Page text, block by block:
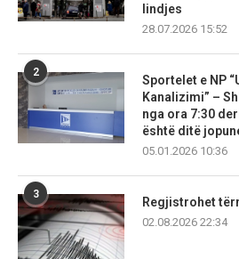
lindjes
28.07.2026 15:52
2
Sportelet e NP
Kanalizimi” –
nga ora 7:30
është ditë
05.01.2026 10:36
3
Regjistrohet
02.08.2026 22:34